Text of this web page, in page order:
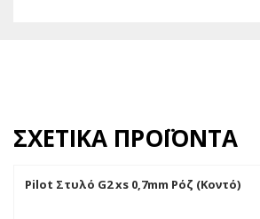
ΣΧΕΤΙΚΆ ΠΡΟΪΌΝΤΑ
Pilot Στυλό G2 xs 0,7mm Ρόζ (Κοντό)